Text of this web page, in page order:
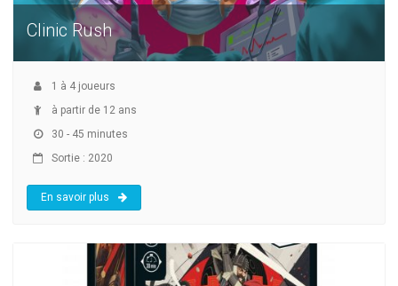
Clinic Rush
1 à 4 joueurs
à partir de 12 ans
30 - 45 minutes
Sortie : 2020
En savoir plus